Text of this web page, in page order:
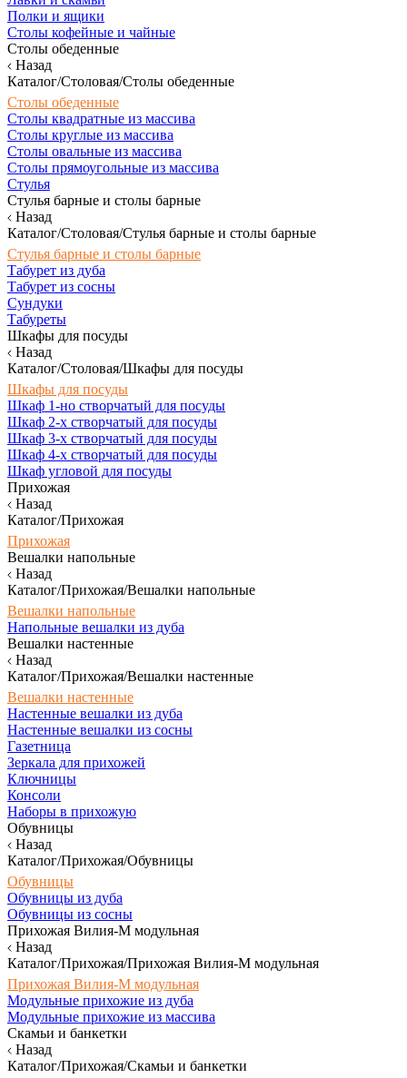
Полки и ящики
Столы кофейные и чайные
Столы обеденные
Назад
Каталог/Столовая/Столы обеденные
Столы обеденные
Столы квадратные из массива
Столы круглые из массива
Столы овальные из массива
Столы прямоугольные из массива
Стулья
Стулья барные и столы барные
Назад
Каталог/Столовая/Стулья барные и столы барные
Стулья барные и столы барные
Табурет из дуба
Табурет из сосны
Сундуки
Табуреты
Шкафы для посуды
Назад
Каталог/Столовая/Шкафы для посуды
Шкафы для посуды
Шкаф 1-но створчатый для посуды
Шкаф 2-х створчатый для посуды
Шкаф 3-х створчатый для посуды
Шкаф 4-х створчатый для посуды
Шкаф угловой для посуды
Прихожая
Назад
Каталог/Прихожая
Прихожая
Вешалки напольные
Назад
Каталог/Прихожая/Вешалки напольные
Вешалки напольные
Напольные вешалки из дуба
Вешалки настенные
Назад
Каталог/Прихожая/Вешалки настенные
Вешалки настенные
Настенные вешалки из дуба
Настенные вешалки из сосны
Газетница
Зеркала для прихожей
Ключницы
Консоли
Наборы в прихожую
Обувницы
Назад
Каталог/Прихожая/Обувницы
Обувницы
Обувницы из дуба
Обувницы из сосны
Прихожая Вилия-М модульная
Назад
Каталог/Прихожая/Прихожая Вилия-М модульная
Прихожая Вилия-М модульная
Модульные прихожие из дуба
Модульные прихожие из массива
Скамьи и банкетки
Назад
Каталог/Прихожая/Скамьи и банкетки